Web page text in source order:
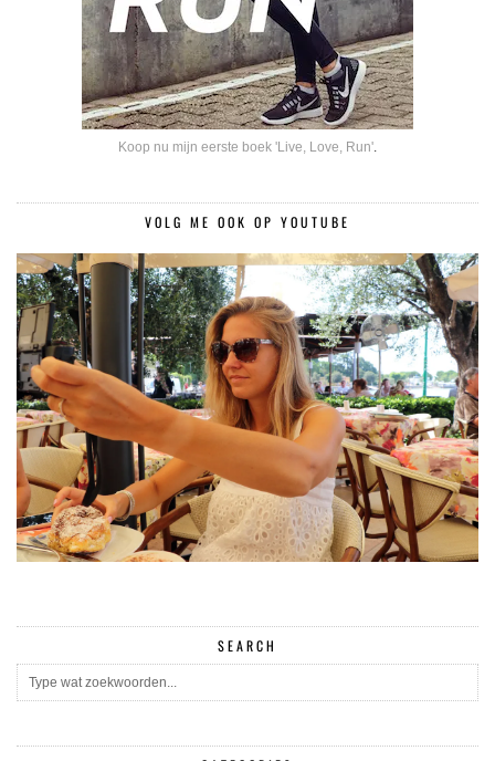
Koop nu mijn eerste boek 'Live, Love, Run'.
VOLG ME OOK OP YOUTUBE
SEARCH